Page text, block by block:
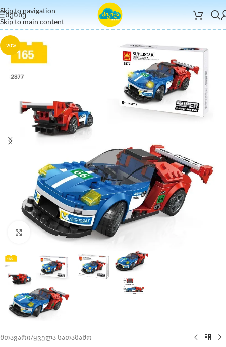
Skip to navigation
Skip to main content
ᲛᲔᲜᲘᲣ
-20%
Click to enlarge
მთავარი/ყველა სათამაშო